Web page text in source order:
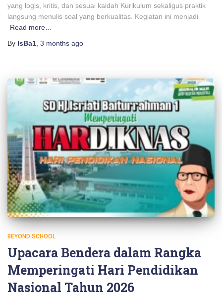
yang logis, kritis, dan sesuai kaidah Kurikulum sekaligus praktik
langsung menulis soal yang berkualitas. Kegiatan ini menjadi
Read more…
By IsBa1 3 months ago
BEYOND SCHOOL
Upacara Bendera dalam Rangka
Memperingati Hari Pendidikan
Nasional Tahun 2026